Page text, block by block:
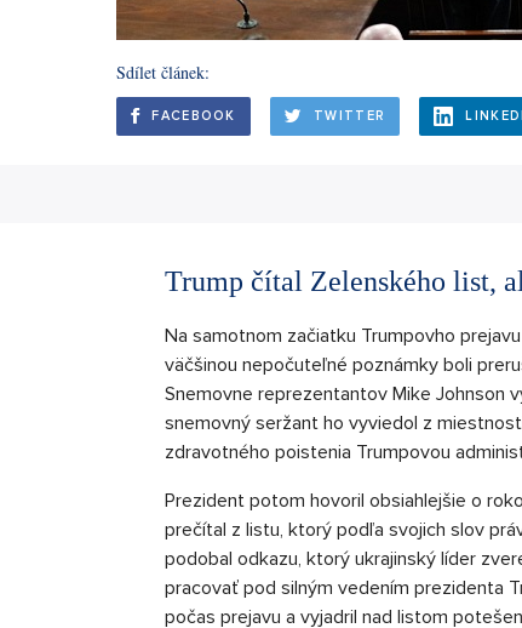
Sdílet článek:
FACEBOOK TWITTER
Trump čítal Zelenského list,
Na samotnom začiatku Trumpovho
väčšinou nepočuteľné poznámky boli
Snemovne reprezentantov Mike Johnson
snemovný seržant ho vyviedol z
zdravotného poistenia Trumpovou
Prezident potom hovoril obsiahlejšie o
prečítal z listu, ktorý podľa svojich slov
podobal odkazu, ktorý ukrajinský líder
pracovať pod silným vedením prezidenta
počas prejavu a vyjadril nad listom